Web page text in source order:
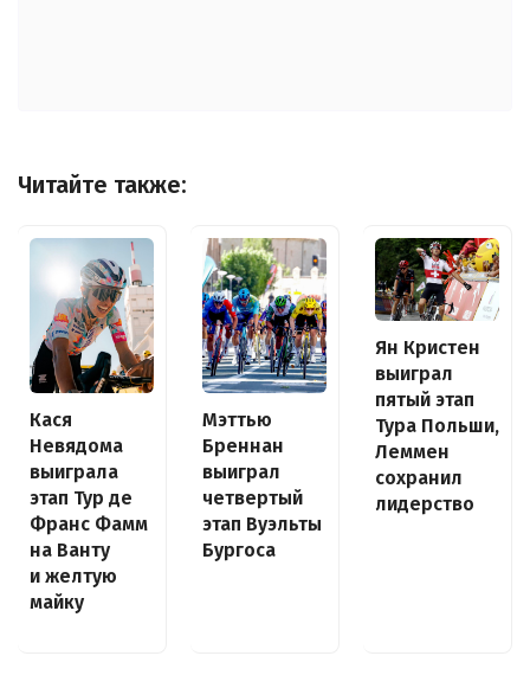
Читайте также:
Кася
Невядома
выиграла
этап Тур де
Франс Фамм
на Ванту
и желтую
майку
Мэттью
Бреннан
выиграл
четвертый
этап Вуэльты
Бургоса
Ян Кристен
выиграл
пятый этап
Тура Польши,
Леммен
сохранил
лидерство